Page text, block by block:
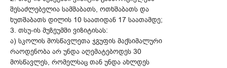
შესაძლებელია სამშაბათს, ოთხშაბათს და
ხუთშაბათს დილის 10 საათიდან 17 საათამდე;
3. თსუ-ის მუზეუმში ვიზიტისას:
ა) სკოლის მოსწავლეთა ჯგუფის მაქსიმალური
რაოდენობა არ უნდა აღემატებოდეს 30
მოსწავლეს, რომელსაც თან უნდა ახლდეს